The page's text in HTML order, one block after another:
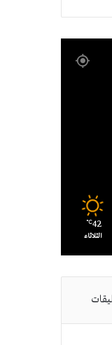
42
℃
الثلاثاء